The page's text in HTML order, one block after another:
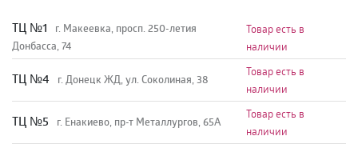
TЦ №1
г. Макеевка, просп. 250-летия
Донбасса, 74
Товар есть в
наличии
TЦ №4 г. Донецк ЖД, ул. Соколиная, 38
Товар есть в
наличии
TЦ №5 г. Енакиево, пр-т Металлургов, 65А
Товар есть в
наличии